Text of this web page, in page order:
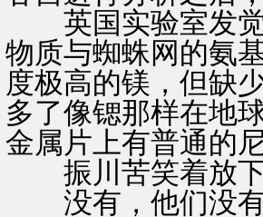
英国实验室发觉
物质与蜘蛛网的氨
度极高的镁，但缺
多了像锶那样在地
金属片上有普通的
振川苦笑着放下
没有，他们没有